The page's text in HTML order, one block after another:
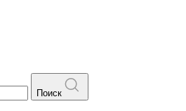
Поиск